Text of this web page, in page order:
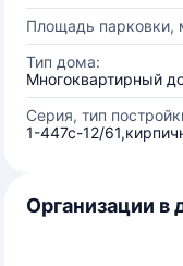
Площадь парковки,
Тип дома:
Многоквартирный
Серия, тип
1-447с-12/
Организации в